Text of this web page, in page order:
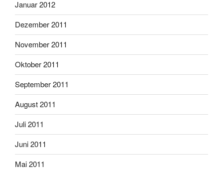
Januar 2012
Dezember 2011
November 2011
Oktober 2011
September 2011
August 2011
Juli 2011
Juni 2011
Mai 2011